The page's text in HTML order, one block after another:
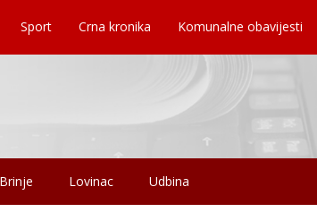
Sport Crna kronika Komunalne obavijesti
Brinje Lovinac Udbina